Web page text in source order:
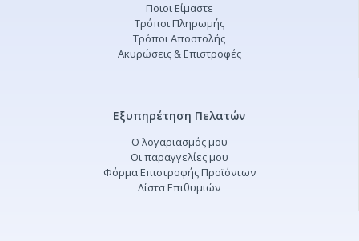
Ποιοι Είμαστε
Τρόποι Πληρωμής
Τρόποι Αποστολής
Ακυρώσεις & Επιστροφές
Εξυπηρέτηση Πελατών
Ο λογαριασμός μου
Οι παραγγελίες μου
Φόρμα Επιστροφής Προϊόντων
Λίστα Επιθυμιών